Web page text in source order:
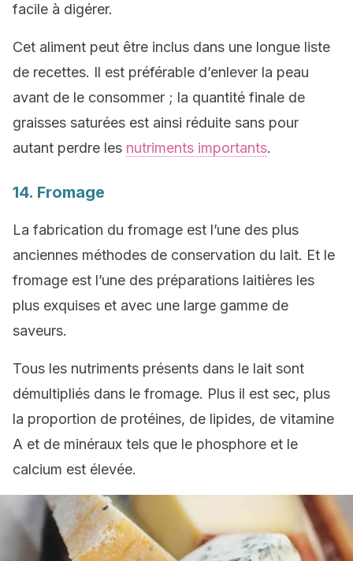
facile à digérer.
Cet aliment peut être inclus dans une longue liste
de recettes. Il est préférable d’enlever la peau
avant de le consommer ; la quantité finale de
graisses saturées est ainsi réduite sans pour
autant perdre les nutriments importants.
14. Fromage
La fabrication du fromage est l’une des plus
anciennes méthodes de conservation du lait. Et le
fromage est l’une des préparations laitières les
plus exquises et avec une large gamme de
saveurs.
Tous les nutriments présents dans le lait sont
démultipliés dans le fromage. Plus il est sec, plus
la proportion de protéines, de lipides, de vitamine
A et de minéraux tels que le phosphore et le
calcium est élevée.